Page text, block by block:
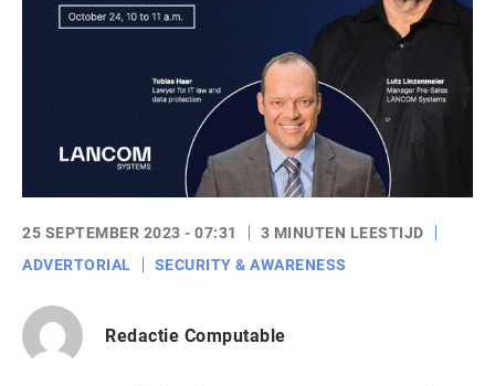
25 SEPTEMBER 2023 - 07:31
3 MINUTEN LEESTIJD
ADVERTORIAL
SECURITY & AWARENESS
Redactie Computable